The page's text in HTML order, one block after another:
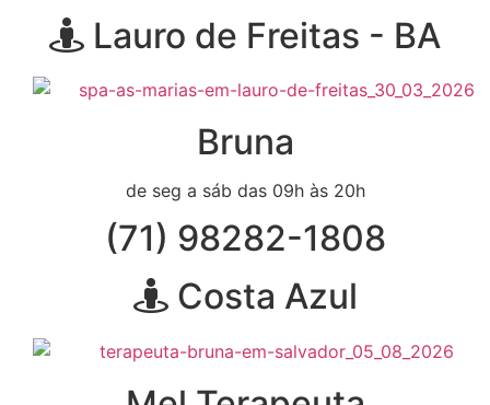
Lauro de Freitas - BA
Bruna
de seg a sáb das 09h às 20h
(71) 98282-1808
Costa Azul